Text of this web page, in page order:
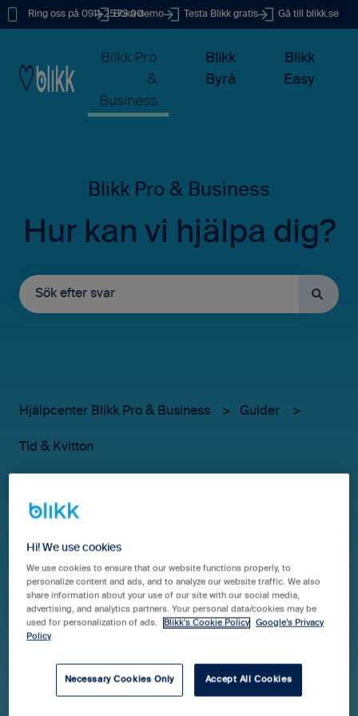
Ring oss på 0911-25 73 00
Boka demo Testa Blikk gratis Gå till blikk.se
Blikk Pro
&
Business
Blikk
Byrå
Blikk
Easy
Hur kan vi hjälpa dig?
Hjälpcenter Blikk Pro & Business Guider
Tid & Kvitton
långtidsfrånvaro
Vad som räknas som långtidsfrånvaro är lite olika, men
mellan tummen och pekfingret kan detta regelverk
användas efter sjukdag 15 samt vid
Detta gäller inte semester, den rapporteras in som
frånvaro precis som vanligt.
Hi! We use cookies
We use cookies to ensure that our website functions properly, to
personalize content and ads, and to analyze our website traffic. We also
share information about your use of our site with our social media,
advertising, and analytics partners. Your personal data/cookies may be
used for personalization of ads.
Blikk's Cookie Policy
Google’s Privacy
Policy
Necessary Cookies Only Accept All Cookies